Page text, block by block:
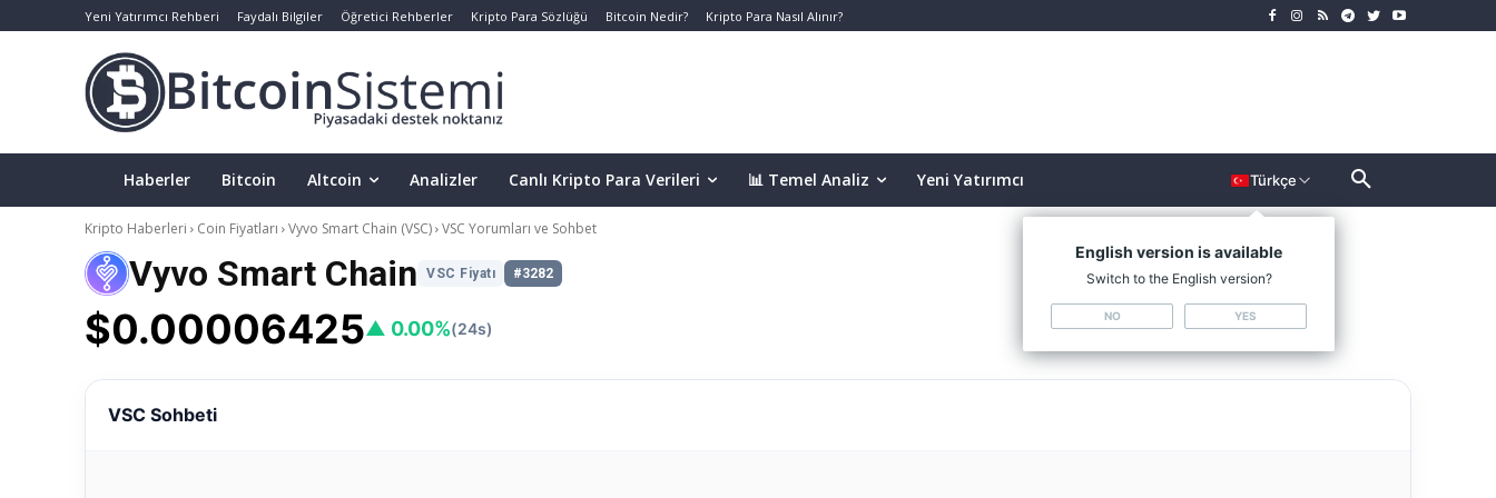
Yeni Yatırımcı Rehberi Faydalı Bilgiler Öğretici Rehberler Kripto Para Sözlüğü Bitcoin Nedir? Kripto Para Nasıl Alınır?
Haberler Bitcoin Altcoin Analizler Canlı Kripto Para Verileri 📊 Temel Analiz Yeni Yatırımcı Türkçe
English version is available
Switch to the English version?
NO YES
Kripto Haberleri Coin Fiyatları Vyvo Smart Chain (VSC) VSC Yorumları ve Sohbet
Vyvo Smart Chain VSC Fiyatı #3282
$0.00006425▲ 0.00%(24s)
VSC Sohbeti